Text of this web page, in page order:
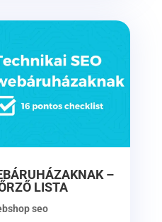
–
LISTA
seo